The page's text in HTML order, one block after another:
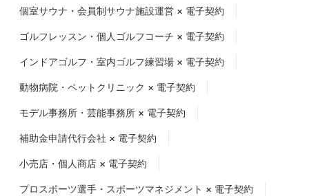
個室サウナ・会員制サウナ施設運営 × 電子契約
ゴルフレッスン・個人ゴルフコーチ × 電子契約
インドアゴルフ・室内ゴルフ練習場 × 電子契約
動物病院・ペットクリニック × 電子契約
モデル事務所・芸能事務所 × 電子契約
補助金申請代行会社 × 電子契約
小売店・個人商店 × 電子契約
プロスポーツ選手・スポーツマネジメント × 電子契約